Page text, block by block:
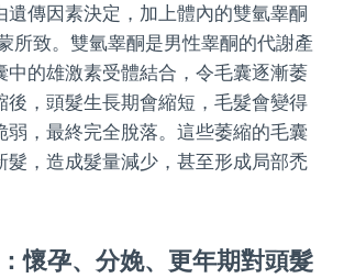
遺傳因素決定，加上體內的雙氫睾酮
所致。雙氫睾酮是男性睾酮的代謝產
中的雄激素受體結合，令毛囊逐漸萎
後，頭髮生長期會縮短，毛髮會變得
弱，最終完全脫落。這些萎縮的毛囊
髮，造成髮量減少，甚至形成局部禿
懷孕、分娩、更年期對頭髮